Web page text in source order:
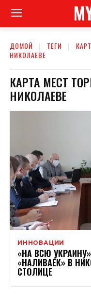
ДОМОЙ ТЕГИ
НИКОЛАЕВЕ
КАРТА МЕСТ
НИКОЛАЕВЕ
ИННОВАЦИИ
«НА ВСЮ
«НАЛИВАЕК» В
СТОЛИЦЕ